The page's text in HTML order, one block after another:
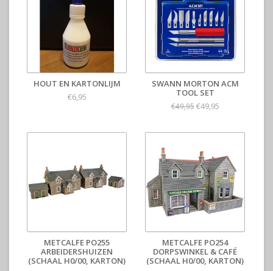
HOUT EN KARTONLIJM
€6,95
SWANN MORTON ACM
TOOL SET
€49,95€49,95
METCALFE PO255
ARBEIDERSHUIZEN
(SCHAAL H0/00, KARTON)
METCALFE PO254
DORPSWINKEL & CAFÉ
(SCHAAL H0/00, KARTON)